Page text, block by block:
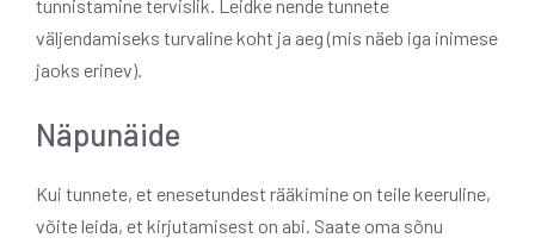
tunnistamine tervislik. Leidke nende tunnete
väljendamiseks turvaline koht ja aeg (mis näeb iga inimese
jaoks erinev).
Näpunäide
Kui tunnete, et enesetundest rääkimine on teile keeruline,
võite leida, et kirjutamisest on abi. Saate oma sõnu